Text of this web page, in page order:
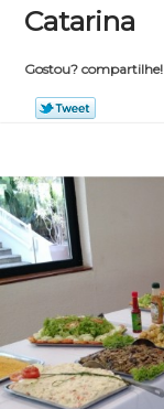
Catarina
Gostou? compartilhe!